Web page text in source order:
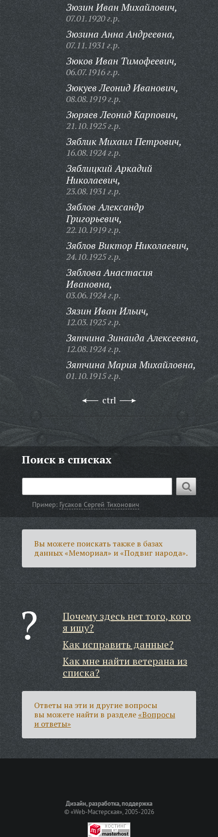
Зюзин Иван Михайлович,
07.01.1920 г.р.
Зюзина Анна Андреевна,
07.11.1931 г.р.
Зюков Иван Тимофеевич,
06.07.1916 г.р.
Зюкуев Леонид Иванович,
08.08.1919 г.р.
Зюряев Леонид Карпович,
21.10.1925 г.р.
Зяблик Михаил Петрович,
16.08.1924 г.р.
Зяблицкий Аркадий
Николаевич,
23.08.1931 г.р.
Зяблов Александр
Григорьевич,
22.10.1919 г.р.
Зяблов Виктор Николаевич,
24.10.1925 г.р.
Зяблова Анастасия
Ивановна,
03.06.1924 г.р.
Зязин Иван Ильич,
12.03.1925 г.р.
Зятчина Зинаида Алексеевна,
12.08.1924 г.р.
Зятчина Мария Михайловна,
01.10.1915 г.р.
ctrl
Поиск в списках
Пример: Гусаков Сергей Тихонович
Вы можете поискать также в базах
данных «Мемориал» и «Подвиг народа».
Почему здесь нет того, кого
я ищу?
Как исправить данные?
Как мне найти ветерана из
списка?
Ответы на эти и другие вопросы
вы можете найти в разделе«Вопросы
и ответы»
Дизайн, разработка, поддержка
©«Web-Мастерская», 2005-2026